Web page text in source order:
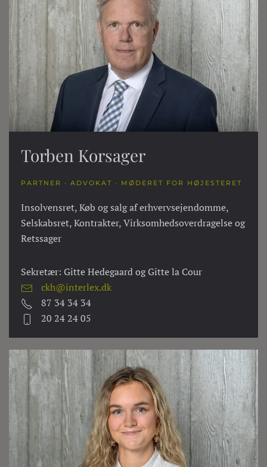
Torben Korsager
PARTNER · ADVOKAT · MØDERET FOR HØJESTERET
Insolvensret, Køb og salg af erhvervsejendomme,
Selskabsret, Kontrakter, Virksomhedsoverdragelse og
Retssager
Sekretær: Gitte Hedegaard og Gitte la Cour
ckh@interlex.dk
87 34 34 34
20 24 24 05